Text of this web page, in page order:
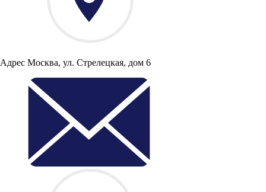
Адрес Москва, ул. Стрелецкая, дом 6